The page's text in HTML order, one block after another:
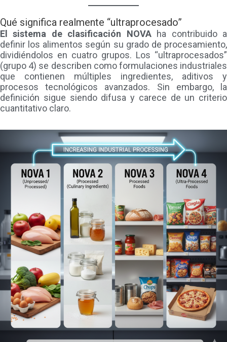
Qué significa realmente “ultraprocesado”
El sistema de clasificación NOVAha contribuido a
definir los alimentos según su grado de procesamiento,
dividiéndolos en cuatro grupos. Los “ultraprocesados”
(grupo 4) se describen como formulaciones industriales
que contienen múltiples ingredientes, aditivos y
procesos tecnológicos avanzados. Sin embargo, la
definición sigue siendo difusa y carece de un criterio
cuantitativo claro.